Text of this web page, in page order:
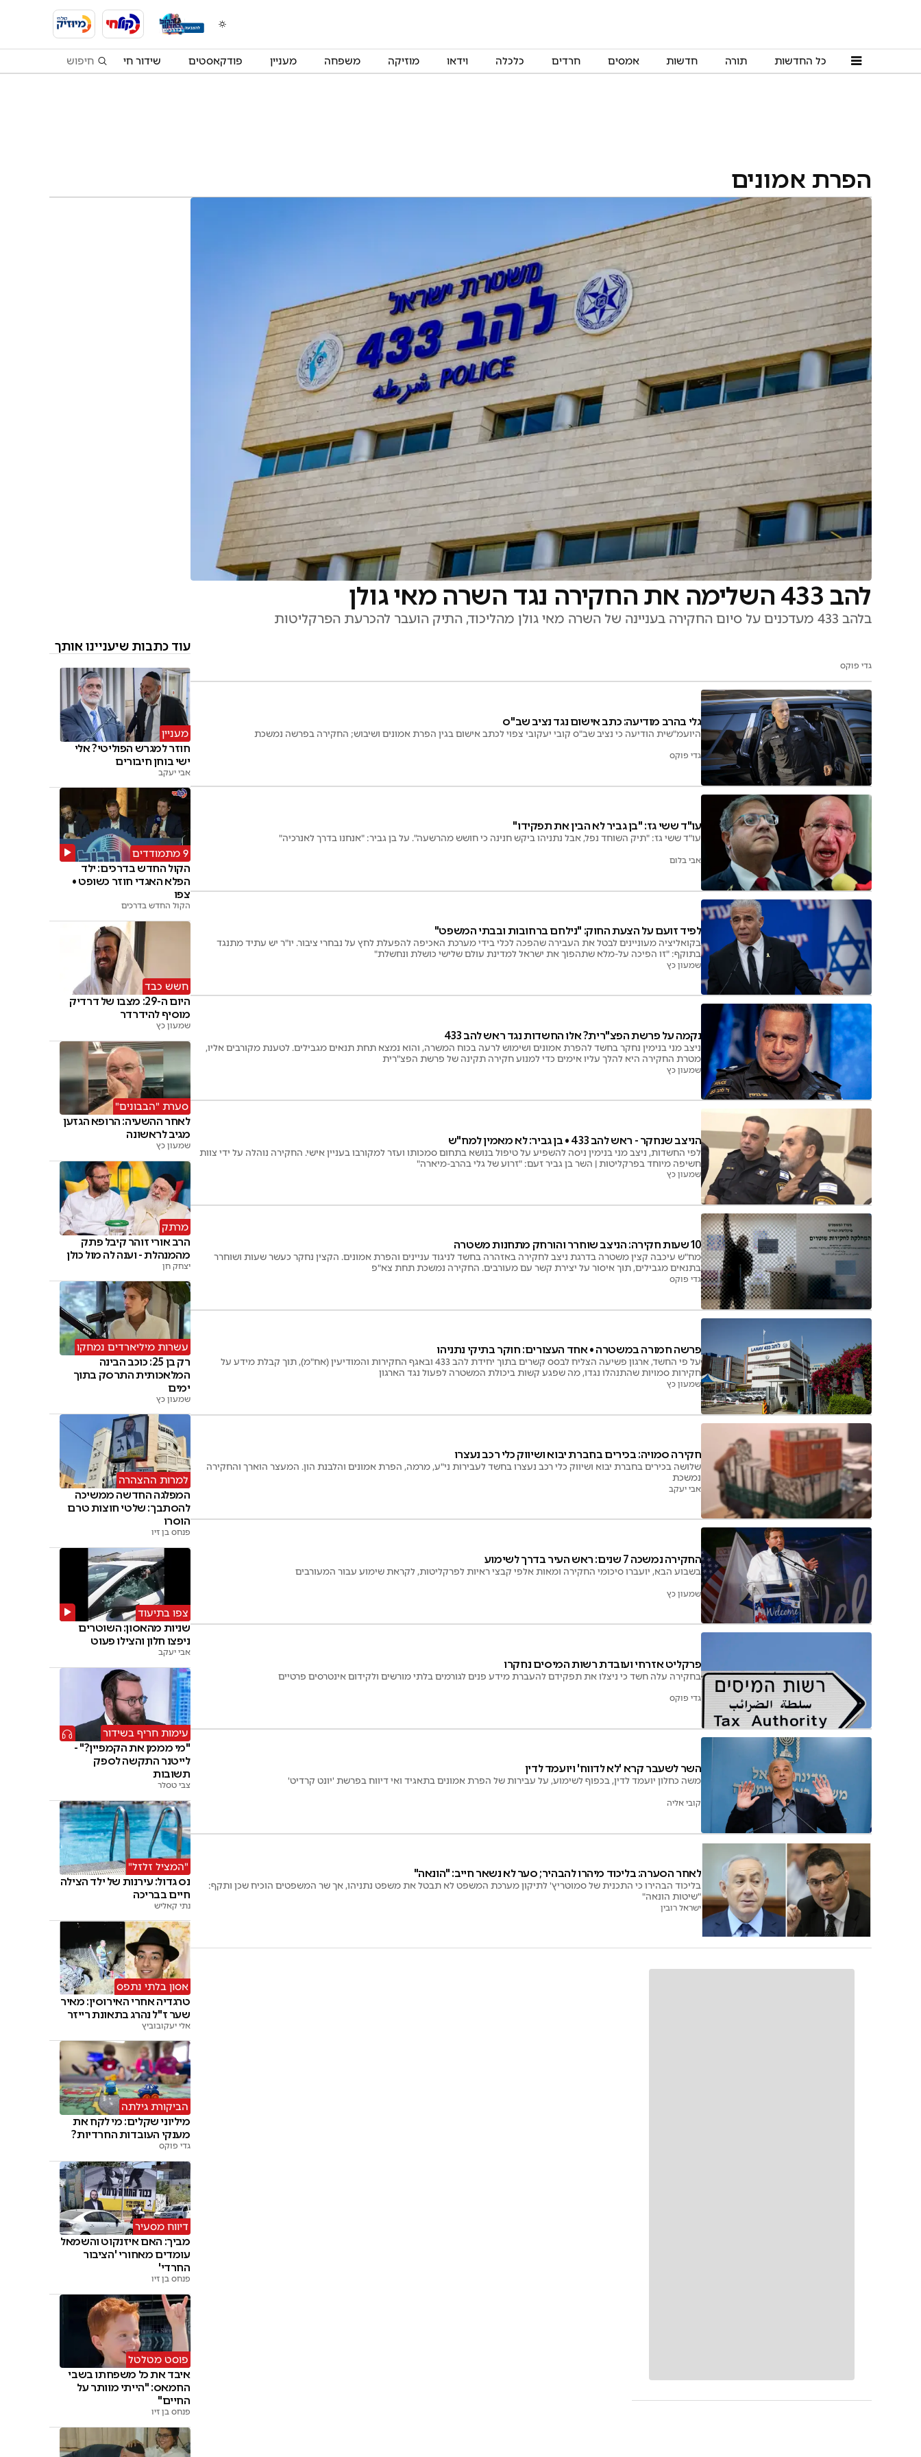
כל החדשות תורה חדשות אמסים חרדים כלכלה וידאו מוזיקה משפחה מעניין פודקאסטים שידור חי
הפרת אמונים
להב 433 השלימה את החקירה נגד השרה מאי גולן
בלהב 433 מעדכנים על סיום החקירה בעניינה של השרה מאי גולן מהליכוד, התיק הועבר להכרעת הפרקליטות
גדי פוקס
גלי בהרב מודיעה: כתב אישום נגד נציב שב"ס
היועמ"שית הודיעה כי נציב שב"ס קובי יעקובי צפוי לכתב אישום בגין הפרת אמונים ושיבוש; החקירה בפרשה נמשכת
גדי פוקס
עו"ד ששי גז: "בן גביר לא הבין את תפקידו"
עו"ד ששי גז: "תיק השוחד נפל, אבל נתניהו ביקש חנינה כי חושש מהרשעה". על בן גביר: "אנחנו בדרך לאנרכיה"
אבי בלום
לפיד זועם על הצעת החוק: "נילחם ברחובות ובבתי המשפט"
בקואליציה מעוניינים לבטל את העבירה שהפכה לכלי בידי מערכת האכיפה להפעלת לחץ על נבחרי ציבור. יו"ר יש עתיד מתנגד
בתוקף: "זו הפיכה על-מלא שתהפוך את ישראל למדינת עולם שלישי כושלת ונחשלת"
שמעון כץ
נקמה על פרשת הפצ"רית? אלו החשדות נגד ראש להב 433
ניצב מני בנימין נחקר בחשד להפרת אמונים ושימוש לרעה בכוח המשרה, והוא נמצא תחת תנאים מגבילים. לטענת מקורבים אליו,
מטרת החקירה היא להלך עליו אימים כדי למנוע חקירה תקינה של פרשת הפצ"רית
שמעון כץ
הניצב שנחקר - ראש להב 433 • בן גביר: לא מאמין למח"ש
לפי החשדות, ניצב מני בנימין ניסה להשפיע על טיפול בנושא בתחום סמכותו ועזר למקורבו בעניין אישי. החקירה נוהלה על ידי צוות
חשיפה מיוחד בפרקליטות | השר בן גביר זעם: "זרוע של גלי בהרב-מיארה"
שמעון כץ
10 שעות חקירה: הניצב שוחרר והורחק מתחנות משטרה
מח"ש עיכבה קצין משטרה בדרגת ניצב לחקירה באזהרה בחשד לניגוד עניינים והפרת אמונים. הקצין נחקר כעשר שעות ושוחרר
בתנאים מגבילים, תוך איסור על יצירת קשר עם מעורבים. החקירה נמשכת תחת צא"פ
גדי פוקס
פרשה חמורה במשטרה • אחד העצורים: חוקר בתיקי נתניהו
על פי החשד, ארגון פשיעה הצליח לבסס קשרים בתוך יחידת להב 433 ובאגף החקירות והמודיעין (אח"מ), תוך קבלת מידע על
חקירות סמויות שהתנהלו נגדו, מה שפגע קשות ביכולת המשטרה לפעול נגד הארגון
שמעון כץ
חקירה סמויה: בכירים בחברת יבוא ושיווק כלי רכב נעצרו
שלושה בכירים בחברת יבוא ושיווק כלי רכב נעצרו בחשד לעבירות ני"ע, מרמה, הפרת אמונים והלבנת הון. המעצר הוארך והחקירה
נמשכת
אבי יעקב
החקירה נמשכה 7 שנים: ראש העיר בדרך לשימוע
בשבוע הבא, יועברו סיכומי החקירה ומאות אלפי קבצי ראיות לפרקליטות, לקראת שימוע עבור המעורבים
שמעון כץ
פרקליט אזרחי ועובדת רשות המיסים נחקרו
בחקירה עלה חשד כי ניצלו את תפקידם להעברת מידע פנים לגורמים בלתי מורשים ולקידום אינטרסים פרטיים
גדי פוקס
השר לשעבר קרא 'לא לדווח' ויועמד לדין
משה כחלון יועמד לדין, בכפוף לשימוע, על עבירות של הפרת אמונים בתאגיד ואי דיווח בפרשת 'יונט קרדיט'
קובי אליה
לאחר הסערה: בליכוד מיהרו להבהיר; סער לא נשאר חייב: "הונאה"
בליכוד הבהירו כי התכנית של סמוטריץ' לתיקון מערכת המשפט לא תבטל את משפט נתניהו, אך שר המשפטים הוכיח שכן ותקף:
"שיטות הונאה"
ישראל רובין
עוד כתבות שיעניינו אותך
מעניין
חוזר למגרש הפוליטי? אלי
ישי בוחן חיבורים
אבי יעקב
9 מתמודדים
הקול החדש בדרכים: ילד
הפלא האגדי חוזר כשופט •
צפו
הקול החדש בדרכים
חשש כבד
היום ה-29: מצבו של דרדיק
מוסיף להידרדר
שמעון כץ
סערת "הבבונים"
לאחר ההשעיה: הרופא הגזען
מגיב לראשונה
שמעון כץ
מרתק
הרב אורי זוהר קיבל פתק
מהמנהלת - וענה לה מול כולן
יצחק חן
עשרות מיליארדים נמחקו
רק בן 25: כוכב הבינה
המלאכותית התרסק בתוך
ימים
שמעון כץ
למרות ההצהרה
המפלגה החדשה ממשיכה
להסתבך: שלטי חוצות טרם
הוסרו
פנחס בן זיו
צפו בתיעוד
שניות מהאסון: השוטרים
ניפצו חלון והצילו פעוט
אבי יעקב
עימות חריף בשידור
"מי מממן את הקמפיין?" -
לייטנר התקשה לספק
תשובות
צבי טסלר
"המציל זלזל"
נס גדול: עירנות של ילד הצילה
חיים בבריכה
נתי קאליש
אסון בלתי נתפס
טרגדיה אחרי האירוסין: מאיר
שער ז"ל נהרג בתאונת רייזר
אלי יעקובוביץ
הביקורת גילתה
מיליוני שקלים: מי לקח את
מענקי העובדות החרדיות?
גדי פוקס
דיווח מסעיר
מביך: האם איזנקוט והשמאל
עומדים מאחורי 'הציבור
החרדי'
פנחס בן זיו
פוסט מטלטל
איבד את כל משפחתו בשבי
החמאס: "הייתי מוותר על
החיים"
פנחס בן זיו